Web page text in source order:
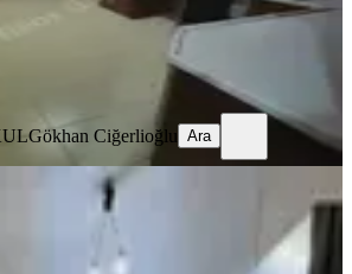
Gökhan Ciğerlioğlu
Gökhan Ciğerlioğlu Ara
Konutları-full-lüks Eşyalı-